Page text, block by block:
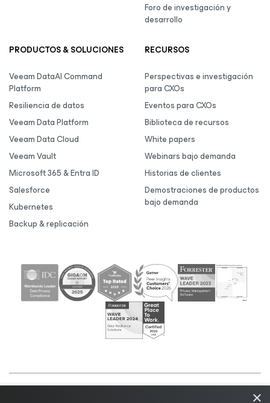
Foro de investigación y
desarrollo
PRODUCTOS & SOLUCIONES
Veeam DataAI Command
Platform
Resiliencia de datos
Veeam Data Platform
Veeam Data Cloud
Veeam Vault
Microsoft 365 & Entra ID
Salesforce
Kubernetes
Backup & replicación
RECURSOS
Perspectivas e investigación
para CXOs
Eventos para CXOs
Biblioteca de recursos
White papers
Webinars bajo demanda
Historias de clientes
Demostraciones de productos
bajo demanda
×